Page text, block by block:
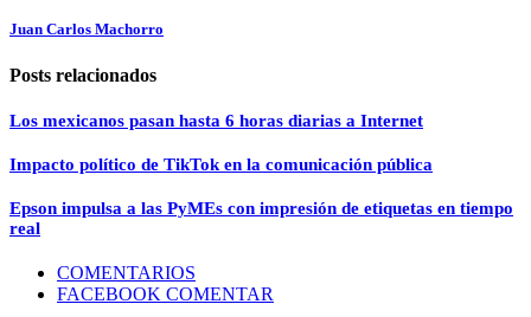
Juan Carlos Machorro
Posts relacionados
Los mexicanos pasan hasta 6 horas diarias a Internet
Impacto político de TikTok en la comunicación pública
Epson impulsa a las PyMEs con impresión de etiquetas en tiempo
real
COMENTARIOS
FACEBOOK COMENTAR